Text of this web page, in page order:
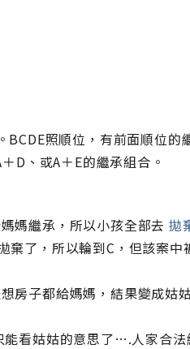
BCDE照順位，有前面順位的
D、或A＋E的繼承組合。
媽繼承，所以小孩全部去 拋
棄了，所以輪到C，但該案
房子都給媽媽，結果變成姑
看姑姑的意思了….人家合